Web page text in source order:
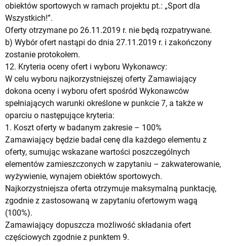
obiektów sportowych w ramach projektu pt.: „Sport dla
Wszystkich!”.
Oferty otrzymane po 26.11.2019 r. nie będą rozpatrywane.
b) Wybór ofert nastąpi do dnia 27.11.2019 r. i zakończony
zostanie protokołem.
12. Kryteria oceny ofert i wyboru Wykonawcy:
W celu wyboru najkorzystniejszej oferty Zamawiający
dokona oceny i wyboru ofert spośród Wykonawców
spełniających warunki określone w punkcie 7, a także w
oparciu o następujące kryteria:
1. Koszt oferty w badanym zakresie – 100%
Zamawiający będzie badał cenę dla każdego elementu z
oferty, sumując wskazane wartości poszczególnych
elementów zamieszczonych w zapytaniu – zakwaterowanie,
wyżywienie, wynajem obiektów sportowych.
Najkorzystniejsza oferta otrzymuje maksymalną punktację,
zgodnie z zastosowaną w zapytaniu ofertowym wagą
(100%).
Zamawiający dopuszcza możliwość składania ofert
częściowych zgodnie z punktem 9.